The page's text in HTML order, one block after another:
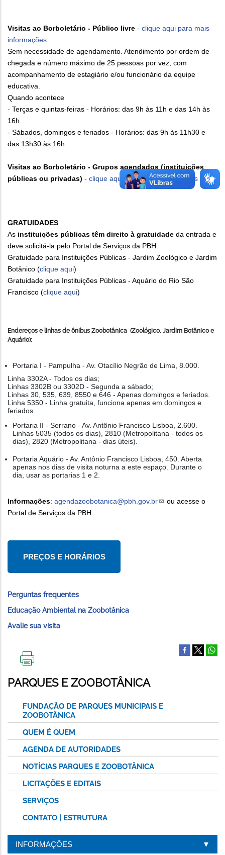
Visitas ao Borboletário - Público livre - clique aqui para mais
informações:
Sem necessidade de agendamento. Atendimento por ordem de
chegada e número máximo de 25 pessoas por vez, com
acompanhamento de estagiário e/ou funcionário da equipe
educativa.
Quando acontece
- Terças e quintas-feiras - Horários: das 9h às 11h e das 14h às
16h
- Sábados, domingos e feriados - Horários: das 9h às 11h30 e
das 13h30 às 16h
Visitas ao Borboletário - Grupos agendados (instituições
públicas ou privadas) - clique aqui para mais informações
GRATUIDADES
As instituições públicas têm direito à gratuidade da entrada e
deve solicitá-la pelo Portal de Serviços da PBH:
Gratuidade para Instituições Públicas - Jardim Zoológico e Jardim
Botânico (clique aqui)
Gratuidade para Instituições Públicas - Aquário do Rio São
Francisco (clique aqui)
Endereços e linhas de ônibus Zoobotânica (Zoológico, Jardim Botânico e
Aquário):
Portaria I - Pampulha - Av. Otacílio Negrão de Lima, 8.000.
Linha 3302A - Todos os dias;
Linhas 3302B ou 3302D - Segunda a sábado;
Linhas 30, 535, 639, 8550 e 646 - Apenas domingos e feriados.
Linha 5350 - Linha gratuita, funciona apenas em domingos e
feriados.
Portaria II - Serrano - Av. Antônio Francisco Lisboa, 2.600.
Linhas 5035 (todos os dias), 2810 (Metropolitana - todos os
dias), 2820 (Metropolitana - dias úteis).
Portaria Aquário - Av. Antônio Francisco Lisboa, 450. Aberta
apenas nos dias de visita noturna a este espaço. Durante o
dia, usar as portarias 1 e 2.
Informações: agendazoobotanica@pbh.gov.br
ou acesse o
Portal de Serviços da PBH.
PREÇOS E HORÁRIOS
Perguntas frequentes
Educação Ambiental na Zoobotânica
Avalie sua visita
ESTA
PÁGINA
PARQUES E ZOOBOTÂNICA
FUNDAÇÃO DE PARQUES MUNICIPAIS E
ZOOBOTÂNICA
QUEM É QUEM
AGENDA DE AUTORIDADES
NOTÍCIAS PARQUES E ZOOBOTÂNICA
LICITAÇÕES E EDITAIS
SERVIÇOS
CONTATO | ESTRUTURA
INFORMAÇÕES